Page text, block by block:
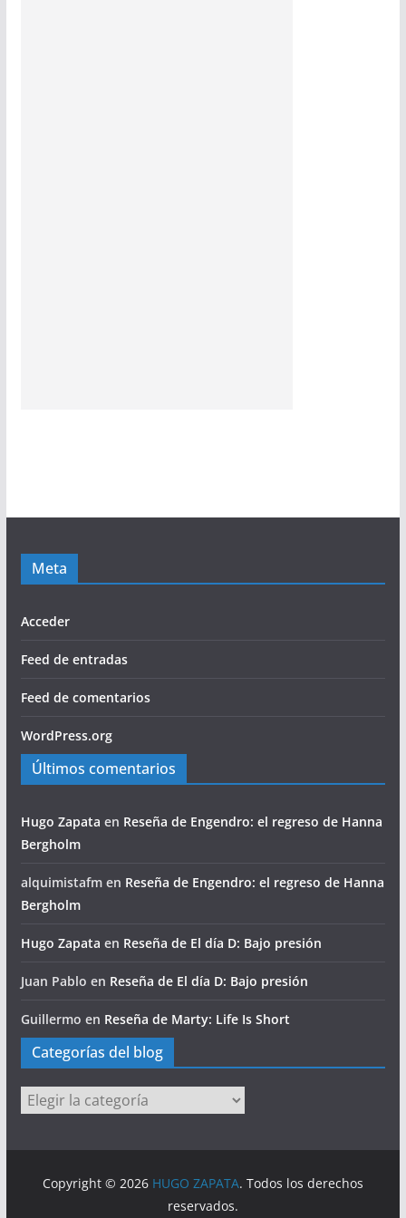
Meta
Acceder
Feed de entradas
Feed de comentarios
WordPress.org
Últimos comentarios
Hugo Zapata en Reseña de Engendro: el regreso de Hanna
Bergholm
alquimistafmen Reseña de Engendro: el regreso de Hanna
Bergholm
Hugo Zapata en Reseña de El día D: Bajo presión
Juan Pablo en Reseña de El día D: Bajo presión
Guillermo en Reseña de Marty: Life Is Short
Categorías del blog
Categorías
del
Copyright © 2026 HUGO ZAPATA. Todos los derechos
reservados.